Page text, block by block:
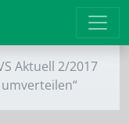
Aktuell 2/2017